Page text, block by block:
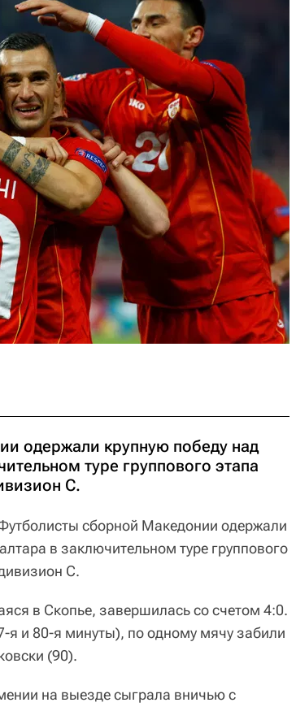
одержали крупную победу над
туре группового этапа
C.
сборной Македонии одержали
в заключительном туре группового
C.
в Скопье, завершилась со счетом 4:0.
я и 80-я минуты), по одному мячу забили
(90).
на выезде сыграла вничью с